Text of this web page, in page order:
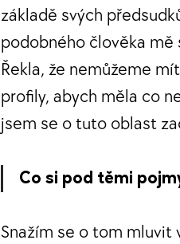
základě svých
podobného člověka
Řekla, že nemůžeme
profily, abych měla co
jsem se o tuto oblast
Co si pod těmi
Snažím se o tom mluvit